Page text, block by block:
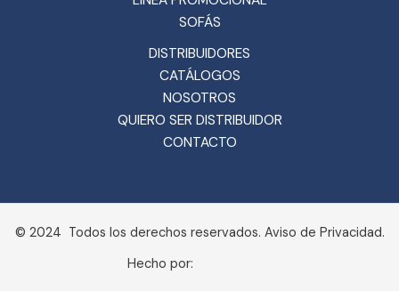
SOFÁS
DISTRIBUIDORES
CATÁLOGOS
NOSOTROS
QUIERO SER DISTRIBUIDOR
CONTACTO
© 2024 Todos los derechos reservados. Aviso de Privacidad.
Hecho por: